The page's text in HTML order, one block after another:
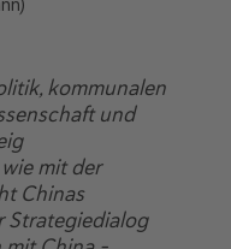
kommunalen
und
mit der
Chinas
Strategiedialog